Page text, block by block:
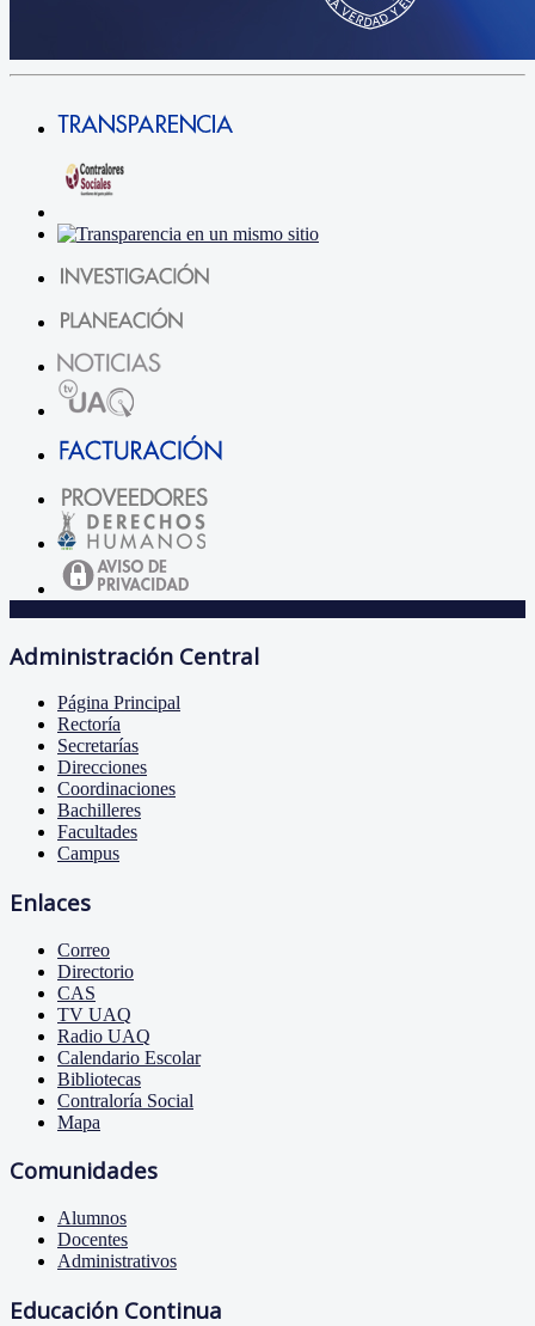
Administración Central
Página Principal
Rectoría
Secretarías
Direcciones
Coordinaciones
Bachilleres
Facultades
Campus
Enlaces
Correo
Directorio
CAS
TV UAQ
Radio UAQ
Calendario Escolar
Bibliotecas
Contraloría Social
Mapa
Comunidades
Alumnos
Docentes
Administrativos
Educación Continua